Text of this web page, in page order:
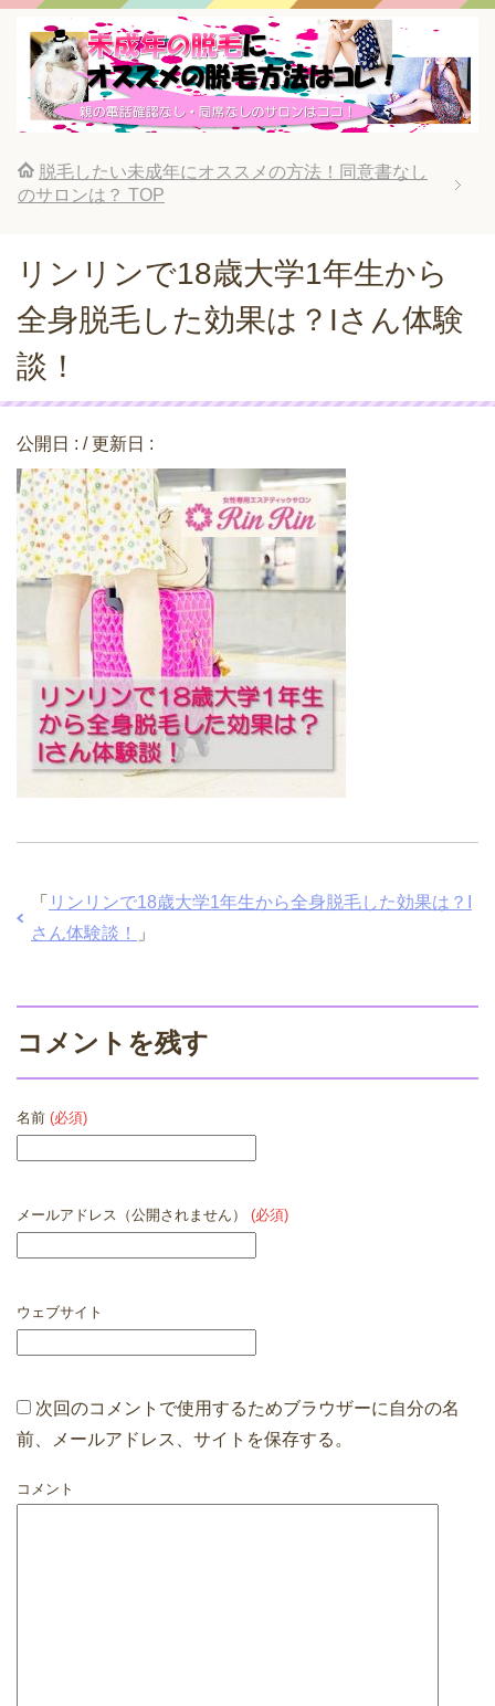
脱毛したい未成年にオススメの方法！同意書なし
のサロンは？ TOP
リンリンで18歳大学1年生から
全身脱毛した効果は？Iさん体験
談！
公開日 : / 更新日 :
「 リンリンで18歳大学1年生から全身脱毛した効果は？I
さん体験談！
」
コメントを残す
名前 (必須)
メールアドレス（公開されません） (必須)
ウェブサイト
次回のコメントで使用するためブラウザーに自分の名
前、メールアドレス、サイトを保存する。
コメント